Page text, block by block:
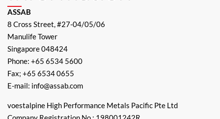
ASSAB
8 Cross Street, #27-04/05/06
Manulife Tower
Singapore 048424
Phone: +65 6534 5600
Fax; +65 6534 0655
E-mail: info@assab.com
voestalpine High Performance Metals Pacific Pte Ltd